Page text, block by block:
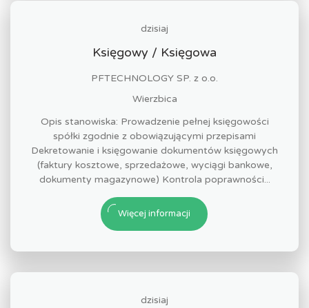
dzisiaj
Księgowy / Księgowa
PFTECHNOLOGY SP. z o.o.
Wierzbica
Opis stanowiska: Prowadzenie pełnej księgowości
spółki zgodnie z obowiązującymi przepisami
Dekretowanie i księgowanie dokumentów księgowych
(faktury kosztowe, sprzedażowe, wyciągi bankowe,
dokumenty magazynowe) Kontrola poprawności...
Więcej informacji
dzisiaj